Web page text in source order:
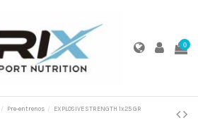
0
Pre-entrenos
EXPLOSIVE STRENGTH 1x25 GR